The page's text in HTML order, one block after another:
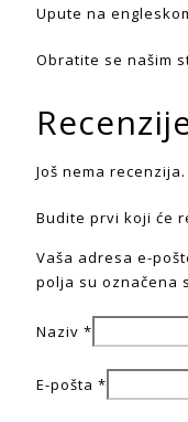
Upute na
Obratite se našim
Još nema recenzija.
Budite prvi koji će
Vaša adresa e-
polja su označena
Naziv *
E-pošta *